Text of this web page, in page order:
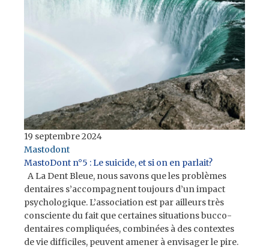
leur défense, que ce soit en matière de droit médical,
de responsabilité disciplinaire, dans le cadre de
procédures civiles ou pénales. Bien entendu, ce
« GPS » n’a pas pour vocation de se substituer aux
conseils de professionnels (avocats, juristes, experts
judiciaires, médecins-conseils…), avec lesquels
l’association ne proposera par ailleurs aucune mise
en relation.
Si vous souhaitez nous contacter par mail,
pouvez le faire en écrivant ici.
19 septembre 2024
Mastodont
MastoDont n°5 : Le suicide, et si on en parlait?
A La Dent Bleue, nous savons que les problèmes
dentaires s’accompagnent toujours d’un impact
psychologique. L’association est par ailleurs très
consciente du fait que certaines situations bucco-
dentaires compliquées, combinées à des contextes
de vie difficiles, peuvent amener à envisager le pire.